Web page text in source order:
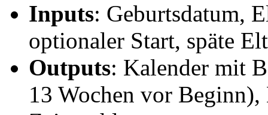
Inputs: Geburtsdatum,
optionaler Start, späte
Outputs: Kalender mit
13 Wochen vor